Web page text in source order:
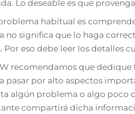
Lo deseable es que
habitual es
no significa que lo haga
Por eso debe leer los detalles
recomendamos que
pasar por alto aspectos
algún problema o algo poco
compartirá dicha